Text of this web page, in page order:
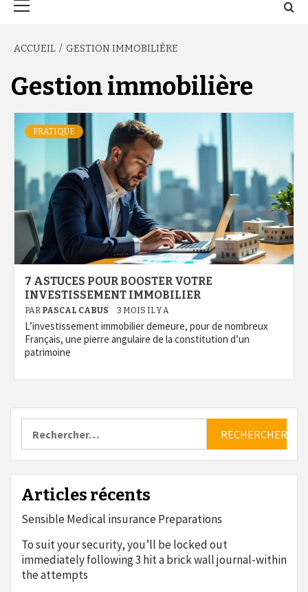
ACCUEIL GESTION IMMOBILIÈRE
Gestion immobilière
PRATIQUE
7 ASTUCES POUR BOOSTER VOTRE
INVESTISSEMENT IMMOBILIER
PAR PASCAL CABUS 3 MOIS IL Y A
L’investissement immobilier demeure, pour de nombreux
Français, une pierre angulaire de la constitution d’un
patrimoine
Articles récents
Sensible Medical insurance Preparations
To suit your security, you’ll be locked out
immediately following 3 hit a brick wall journal-within
the attempts